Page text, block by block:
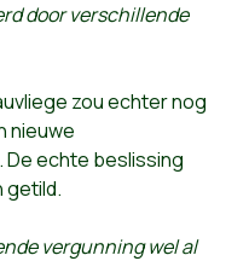
door verschillende
zou echter nog
nieuwe
De echte beslissing
getild.
vergunning wel al